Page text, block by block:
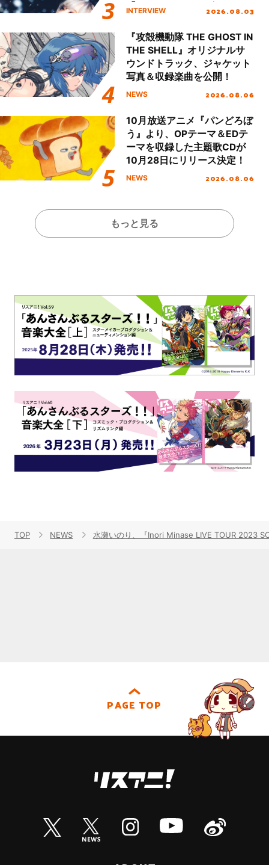
「Amore」インタビュー
INTERVIEW 2026.08.03
『攻殻機動隊 THE GHOST IN
THE SHELL』オリジナルサ
ウンドトラック、ジャケット
写真＆収録楽曲を公開！
NEWS 2026.08.06
10月放送アニメ『パンどろぼ
う』より、OPテーマ＆EDテ
ーマを収録した主題歌CDが
10月28日にリリース決定！
NEWS 2026.08.06
もっと見る
TOP NEWS 水瀬いのり、『Inori Minase LIVE TOUR 2023
PAGE TOP